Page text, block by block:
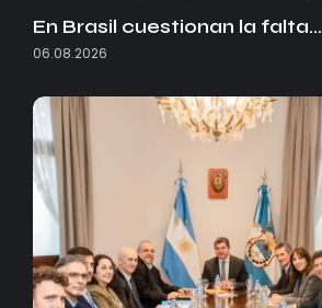
En Brasil cuestionan la falta…
06.08.2026